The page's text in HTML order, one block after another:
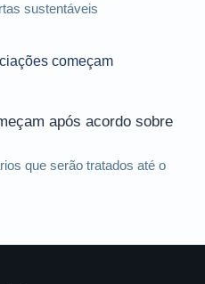
sustentáveis
após acordo sobre
que serão tratados até o